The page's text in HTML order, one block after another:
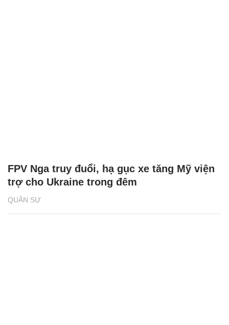
QUÂN SỰ
FPV Nga truy đuổi, hạ gục xe tăng Mỹ viện
trợ cho Ukraine trong đêm